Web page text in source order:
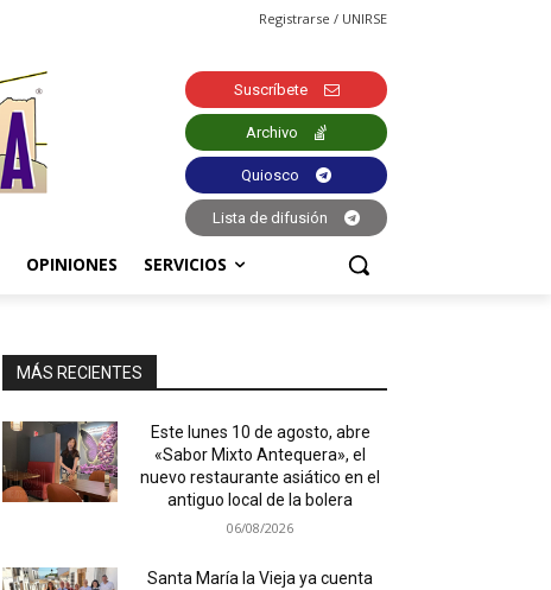
Registrarse / UNIRSE
Suscríbete
Archivo
Quiosco
Lista de difusión
OPINIONES SERVICIOS
MÁS RECIENTES
Este lunes 10 de agosto, abre
«Sabor Mixto Antequera», el
nuevo restaurante asiático en el
antiguo local de la bolera
06/08/2026
Santa María la Vieja ya cuenta